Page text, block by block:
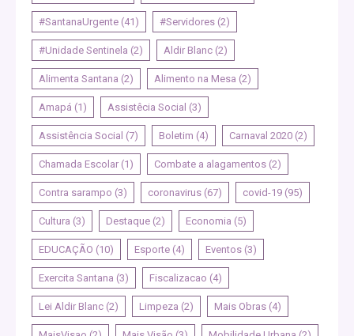
#SantanaUrgente (41) #Servidores (2)
#Unidade Sentinela (2) Aldir Blanc (2)
Alimenta Santana (2) Alimento na Mesa (2)
Amapá (1) Assistêcia Social (3)
Assistência Social (7) Boletim (4) Carnaval 2020 (2)
Chamada Escolar (1) Combate a alagamentos (2)
Contra sarampo (3) coronavirus (67) covid-19 (95)
Cultura (3) Destaque (2) Economia (5)
EDUCAÇÃO (10) Esporte (4) Eventos (3)
Exercita Santana (3) Fiscalizacao (4)
Lei Aldir Blanc (2) Limpeza (2) Mais Obras (4)